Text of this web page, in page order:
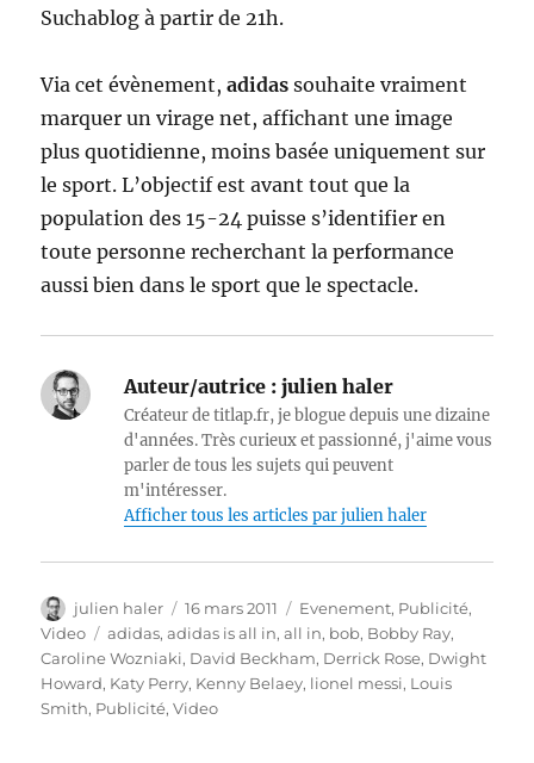
Suchablog à partir de 21h.
Via cet évènement,adidassouhaite vraiment
marquer un virage net, affichant une image
plus quotidienne, moins basée uniquement sur
le sport. L’objectif est avant tout que la
population des 15-24 puisse s’identifier en
toute personne recherchant la performance
aussi bien dans le sport que le spectacle.
Auteur/autrice : julien haler
Créateur de titlap.fr, je blogue depuis une dizaine
d'années. Très curieux et passionné, j'aime vous
parler de tous les sujets qui peuvent
m'intéresser.
Afficher tous les articles par julien haler
Auteur
julien haler
Publié
le
16 mars 2011 Catégories
Evenement, Publicité,
Video
Étiquettes
adidas,adidas is all in,all in, bob, Bobby Ray,
Caroline Wozniaki, David Beckham, Derrick Rose, Dwight
Howard, Katy Perry, Kenny Belaey, lionel messi, Louis
Smith, Publicité,Video